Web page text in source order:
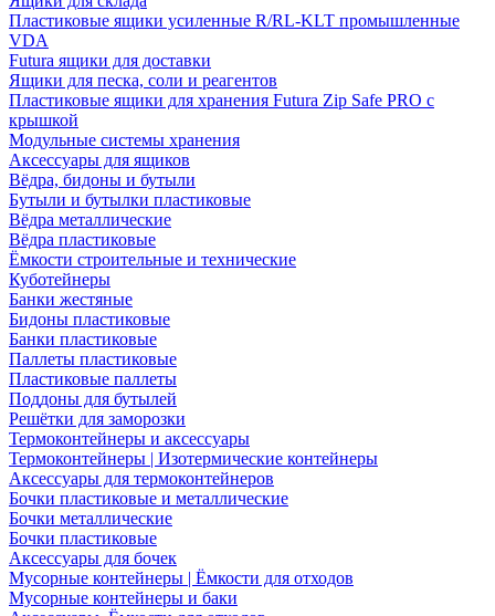
Пластиковые ящики усиленные R/RL-KLT промышленные
VDA
Futura ящики для доставки
Ящики для песка, соли и реагентов
Пластиковые ящики для хранения Futura Zip Safe PRO с
крышкой
Модульные системы хранения
Аксессуары для ящиков
Вёдра, бидоны и бутыли
Бутыли и бутылки пластиковые
Вёдра металлические
Вёдра пластиковые
Ёмкости строительные и технические
Куботейнеры
Банки жестяные
Бидоны пластиковые
Банки пластиковые
Паллеты пластиковые
Пластиковые паллеты
Поддоны для бутылей
Решётки для заморозки
Термоконтейнеры и аксессуары
Термоконтейнеры | Изотермические контейнеры
Аксессуары для термоконтейнеров
Бочки пластиковые и металлические
Бочки металлические
Бочки пластиковые
Аксессуары для бочек
Мусорные контейнеры | Ёмкости для отходов
Мусорные контейнеры и баки